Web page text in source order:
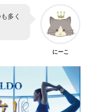
多く
にーこ